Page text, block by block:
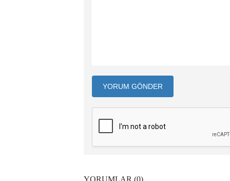
YORUM GÖNDER
YORUMLAR (0)